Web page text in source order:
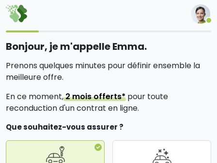
Bonjour, je m'appelle Emma.
Prenons quelques minutes pour définir ensemble la
meilleure offre.
En ce moment,2 mois offerts*pour toute
reconduction d'un contrat en ligne.
Que souhaitez-vous assurer ?